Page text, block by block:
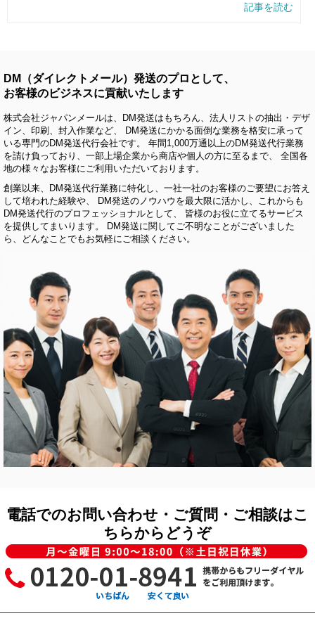
記事を読む
DM（ダイレクトメール）発送のプロとして、
お客様のビジネスに貢献いたします
株式会社ジャパンメールは、DM発送はもちろん、法人リストの抽出・デザ
イン、印刷、封入作業など、 DM発送にかかる面倒な業務を格安に承って
いる専門のDM発送代行会社です。 年間1,000万通以上のDM発送代行業務
を請け負っており、一部上場企業から商店や個人の方に至るまで、 全国各
地の様々なお客様にご利用いただいております。
創業以来、DM発送代行業務に特化し、一社一社のお客様のご要望にお答え
して培われた経験や、 DM発送のノウハウを最大限に活かし、これからも
DM発送代行のプロフェッショナルとして、 皆様のお役に立てるサービス
を提供してまいります。 DM発送に関してご不明なことがございました
ら、どんなことでもお気軽にご相談ください。
電話でのお問い合わせ・ご質問・ご相談はこ
ちらからどうぞ